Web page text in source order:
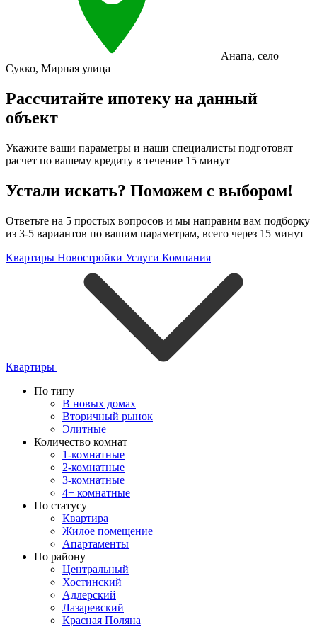
Анапа, село
Сукко, Мирная улица
Рассчитайте ипотеку на данный
объект
Укажите ваши параметры и наши специалисты подготовят
расчет по вашему кредиту в течение 15 минут
Устали искать? Поможем с выбором!
Ответьте на 5 простых вопросов и мы направим вам подборку
из 3-5 вариантов по вашим параметрам, всего через 15 минут
Квартиры Новостройки Услуги Компания
Квартиры
По типу
В новых домах
Вторичный рынок
Элитные
Количество комнат
1-комнатные
2-комнатные
3-комнатные
4+ комнатные
По статусу
Квартира
Жилое помещение
Апартаменты
По району
Центральный
Хостинский
Адлерский
Лазаревский
Красная Поляна